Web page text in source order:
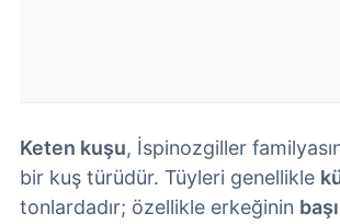
Keten kuşu, İspinozgiller
bir kuş türüdür. Tüyleri genellikle
tonlardadır; özellikle erkeğinin başı